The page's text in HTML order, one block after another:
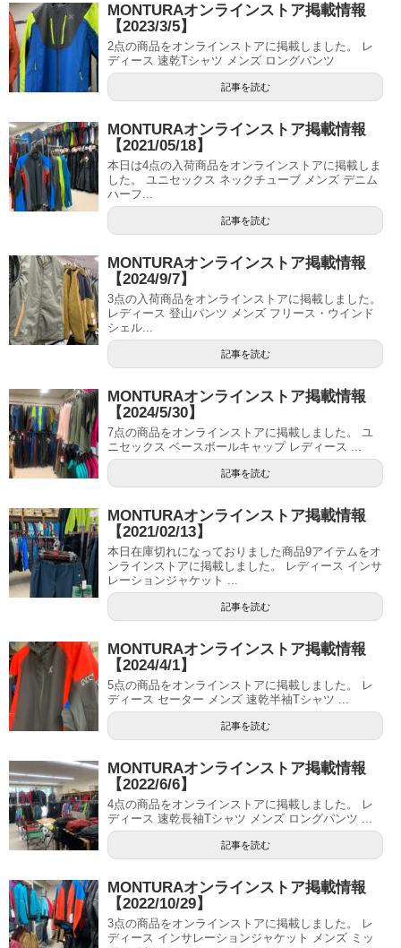
MONTURAオンラインストア掲載情報
【2023/3/5】
2点の商品をオンラインストアに掲載しました。 レ
ディース 速乾Tシャツ メンズ ロングパンツ
記事を読む
MONTURAオンラインストア掲載情報
【2021/05/18】
本日は4点の入荷商品をオンラインストアに掲載しま
した。 ユニセックス ネックチューブ メンズ デニム
ハーフ...
記事を読む
MONTURAオンラインストア掲載情報
【2024/9/7】
3点の入荷商品をオンラインストアに掲載しました。
レディース 登山パンツ メンズ フリース・ウインド
シェル...
記事を読む
MONTURAオンラインストア掲載情報
【2024/5/30】
7点の商品をオンラインストアに掲載しました。 ユ
ニセックス ベースボールキャップ レディース ...
記事を読む
MONTURAオンラインストア掲載情報
【2021/02/13】
本日在庫切れになっておりました商品9アイテムをオ
ンラインストアに掲載しました。 レディース インサ
レーションジャケット ...
記事を読む
MONTURAオンラインストア掲載情報
【2024/4/1】
5点の商品をオンラインストアに掲載しました。 レ
ディース セーター メンズ 速乾半袖Tシャツ ...
記事を読む
MONTURAオンラインストア掲載情報
【2022/6/6】
4点の商品をオンラインストアに掲載しました。 レ
ディース 速乾長袖Tシャツ メンズ ロングパンツ ...
記事を読む
MONTURAオンラインストア掲載情報
【2022/10/29】
3点の商品をオンラインストアに掲載しました。 レ
ディース インサレーションジャケット メンズ ミッ